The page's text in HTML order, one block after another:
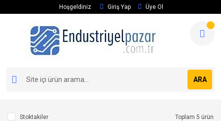
Hoşgeldiniz Giriş Yap Üye Ol
ARA
Stoktakiler Toplam 5 ürün